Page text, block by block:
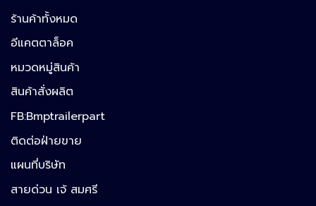
ร้านค้าทั้งหมด
อีแคตตาล็อค
หมวดหมู่สินค้า
สินค้าสั่งผลิต
FB:Bmptrailerpart
ติดต่อฝ่ายขาย
แผนที่บริษัท
สายด่วน เจ้ สมศรี